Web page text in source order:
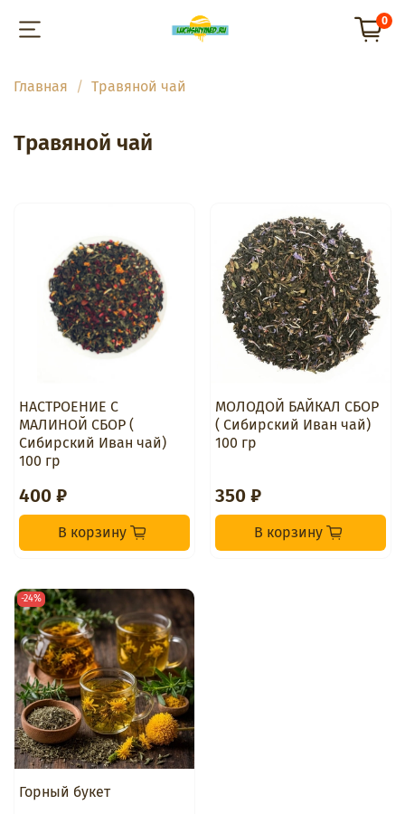
0
Главная Травяной чай
Травяной чай
НАСТРОЕНИЕ С
МАЛИНОЙ СБОР (
Сибирский Иван чай)
100 гр
400 ₽
В корзину
МОЛОДОЙ БАЙКАЛ СБОР
( Сибирский Иван чай)
100 гр
350 ₽
В корзину
-24%
Горный букет